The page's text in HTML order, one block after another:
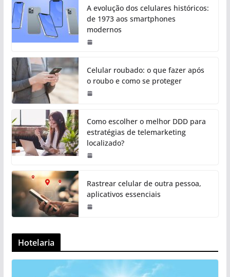
A evolução dos celulares históricos:
de 1973 aos smartphones
modernos
Celular roubado: o que fazer após
o roubo e como se proteger
Como escolher o melhor DDD para
estratégias de telemarketing
localizado?
Rastrear celular de outra pessoa,
aplicativos essenciais
Hotelaria